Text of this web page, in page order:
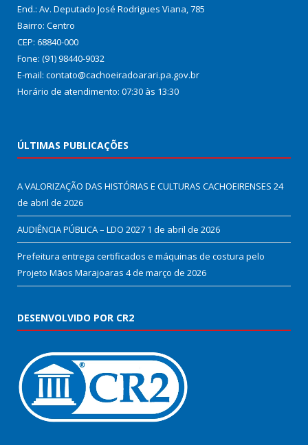
End.: Av. Deputado José Rodrigues Viana, 785
Bairro: Centro
CEP: 68840-000
Fone: (91) 98440-9032
E-mail: contato@cachoeiradoarari.pa.gov.br
Horário de atendimento: 07:30 às 13:30
ÚLTIMAS PUBLICAÇÕES
A VALORIZAÇÃO DAS HISTÓRIAS E CULTURAS CACHOEIRENSES 24
de abril de 2026
AUDIÊNCIA PÚBLICA – LDO 2027 1 de abril de 2026
Prefeitura entrega certificados e máquinas de costura pelo
Projeto Mãos Marajoaras 4 de março de 2026
DESENVOLVIDO POR CR2